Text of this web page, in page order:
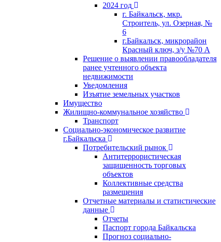
2024 год
г. Байкальск, мкр.
Строитель, ул. Озерная, №
6
г.Байкальск, микрорайон
Красный ключ, з/у №70 А
Решение о выявлении правообладателя
ранее учтенного объекта
недвижимости
Уведомления
Изъятие земельных участков
Имущество
Жилищно-коммунальное хозяйство
Транспорт
Социально-экономическое развитие
г.Байкальска
Потребительский рынок
Антитеррористическая
защищенность торговых
объектов
Коллективные средства
размещения
Отчетные материалы и статистические
данные
Отчеты
Паспорт города Байкальска
Прогноз социально-